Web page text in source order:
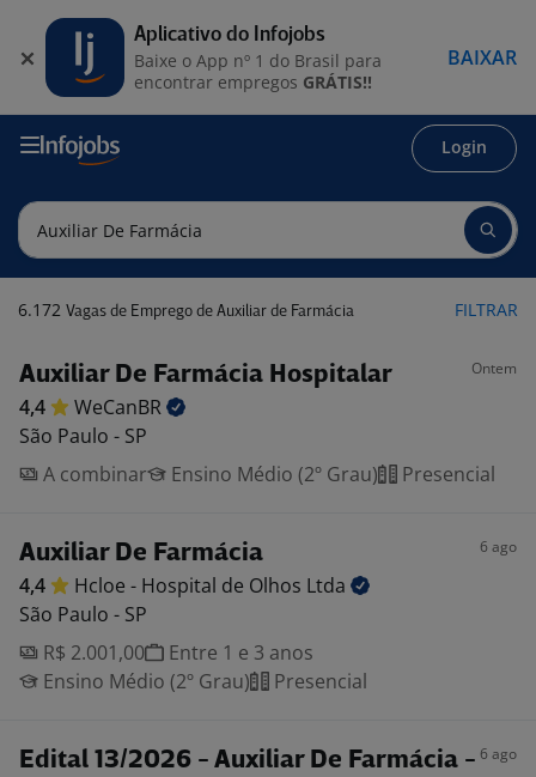
Login
6.172 Vagas de Emprego de Auxiliar de Farmácia FILTRAR
Auxiliar De Farmácia Hospitalar Ontem
4,4
WeCanBR
São Paulo - SP
A combinar
Ensino Médio (2º Grau) Presencial
Auxiliar De Farmácia 6 ago
4,4 Hcloe - Hospital de Olhos Ltda
São Paulo - SP
R$ 2.001,00
Entre 1 e 3 anos
Ensino Médio (2º Grau)
Presencial
Edital 13/2026 - Auxiliar De Farmácia - 6 ago
Aplicativo do Infojobs
Baixe o App nº 1 do Brasil para
encontrar empregos GRÁTIS!!
BAIXAR